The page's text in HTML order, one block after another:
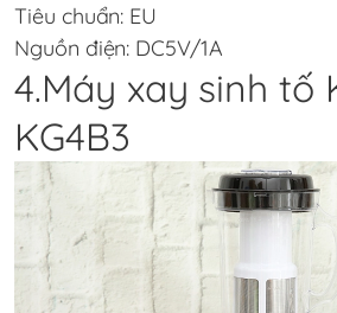
Tiêu chuẩn: EU
Nguồn điện: DC5V/1A
4.Máy xay sinh tố
KG4B3